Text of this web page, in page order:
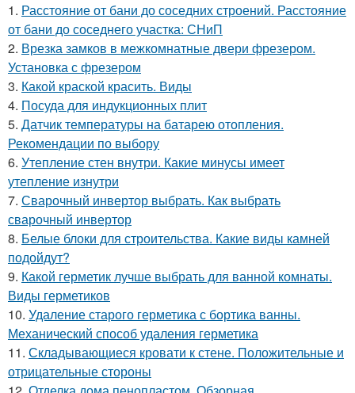
1. Расстояние от бани до соседних строений. Расстояние
от бани до соседнего участка: СНиП
2. Врезка замков в межкомнатные двери фрезером.
Установка с фрезером
3. Какой краской красить. Виды
4. Посуда для индукционных плит
5. Датчик температуры на батарею отопления.
Рекомендации по выбору
6. Утепление стен внутри. Какие минусы имеет
утепление изнутри
7. Сварочный инвертор выбрать. Как выбрать
сварочный инвертор
8. Белые блоки для строительства. Какие виды камней
подойдут?
9. Какой герметик лучше выбрать для ванной комнаты.
Виды герметиков
10. Удаление старого герметика с бортика ванны.
Механический способ удаления герметика
11. Складывающиеся кровати к стене. Положительные и
отрицательные стороны